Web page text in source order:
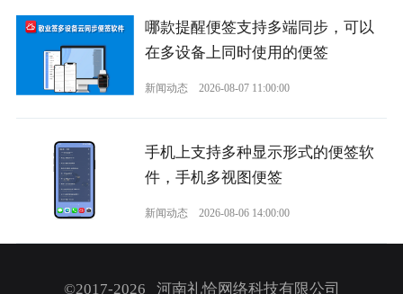
哪款提醒便签支持多端同步，可以
在多设备上同时使用的便签
新闻动态 2026-08-07 11:00:00
手机上支持多种显示形式的便签软
件，手机多视图便签
新闻动态 2026-08-06 14:00:00
©2017-2026 河南礼恰网络科技有限公司